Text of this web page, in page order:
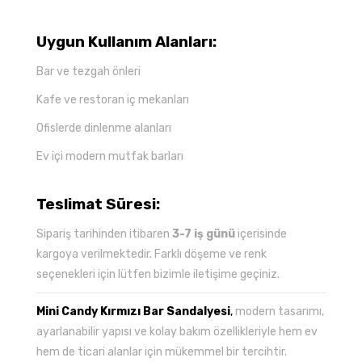
Uygun Kullanım Alanları:
Bar ve tezgah önleri
Kafe ve restoran iç mekanları
Ofislerde dinlenme alanları
Ev içi modern mutfak barları
Teslimat Süresi:
Sipariş tarihinden itibaren 3-7 iş günü içerisinde
kargoya verilmektedir. Farklı döşeme ve renk
seçenekleri için lütfen bizimle iletişime geçiniz.
Mini Candy Kırmızı Bar Sandalyesi, modern tasarımı,
ayarlanabilir yapısı ve kolay bakım özellikleriyle hem ev
hem de ticari alanlar için mükemmel bir tercihtir.